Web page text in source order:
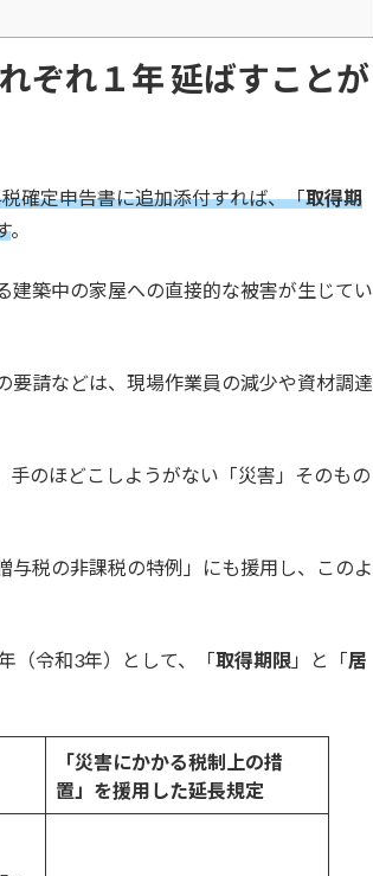
ぞれ１年 延ばすことが
確定申告書に追加添付すれば、「取得期
。
建築中の家屋への直接的な被害が生じてい
要請などは、現場作業員の減少や資材調達
のほどこしようがない「災害」そのもの
与税の非課税の特例」にも援用し、このよ
（令和3年）として、「取得期限 」と「居
「災害にかかる税制上の措
置」を援用した延長規定